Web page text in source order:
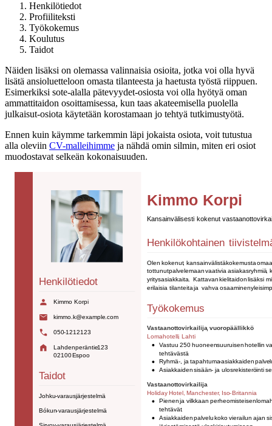
Henkilötiedot
Profiiliteksti
Työkokemus
Koulutus
Taidot
Näiden lisäksi on olemassa valinnaisia osioita, jotka voi olla hyvä
lisätä ansioluetteloon omasta tilanteesta ja haetusta työstä riippuen.
Esimerkiksi sote-alalla pätevyydet-osiosta voi olla hyötyä oman
ammattitaidon osoittamisessa, kun taas akateemisella puolella
julkaisut-osiota käytetään korostamaan jo tehtyä tutkimustyötä.
Ennen kuin käymme tarkemmin läpi jokaista osiota, voit tutustua
alla oleviin CV-malleihimme ja nähdä omin silmin, miten eri osiot
muodostavat selkeän kokonaisuuden.